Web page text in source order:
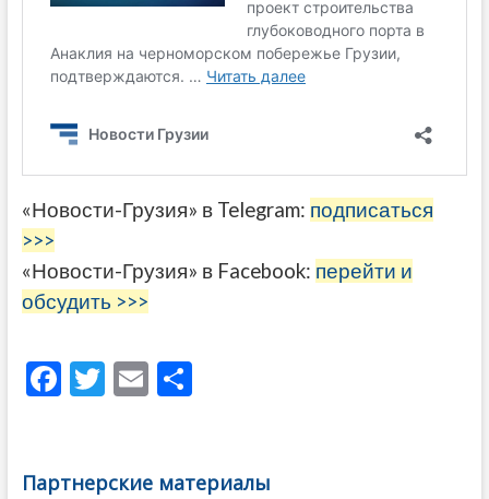
«Новости-Грузия» в Telegram: подписаться
>>>
«Новости-Грузия» в Facebook: перейти и
обсудить >>>
F
b
T
er
E
l
О
а
Партнерские материалы